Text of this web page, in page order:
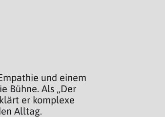
und einem
Bühne. Als „Der
er komplexe
Alltag.